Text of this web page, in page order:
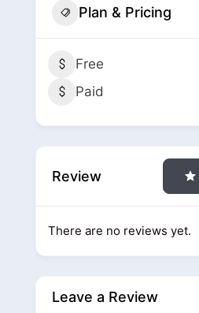
Plan & Pricing
Free
Paid
Review
There are no reviews yet.
Leave a Review